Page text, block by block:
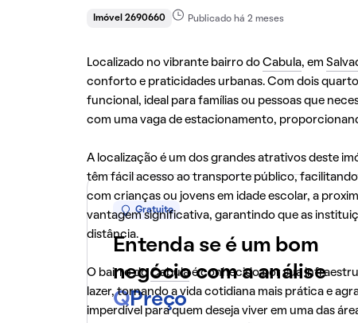
Imóvel 2690660 Publicado há 2 meses
Localizado no vibrante bairro do Cabula, em
conforto e praticidades urbanas. Com dois
funcional, ideal para famílias ou pessoas que
com uma vaga de estacionamento,
A localização é um dos grandes atrativos deste
têm fácil acesso ao transporte público,
com crianças ou jovens em idade escolar, a
vantagem significativa, garantindo que as
distância.
O bairro do Cabulaé conhecido por sua
lazer, tornando a vida cotidiana mais prática e
imperdível para quem deseja viver em uma das
Gratuito
Entenda se é um bom
negócio com a análise
QPreço